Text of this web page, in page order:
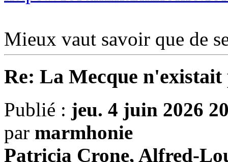
Mieux vaut savoir que de
Re: La Mecque n'existait
Publié : jeu. 4 juin 2026
par marmhonie
Patricia Crone, Alfred-